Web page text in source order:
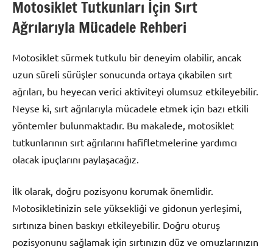
Motosiklet Tutkunları İçin Sırt
Ağrılarıyla Mücadele Rehberi
Motosiklet sürmek tutkulu bir deneyim olabilir, ancak
uzun süreli sürüşler sonucunda ortaya çıkabilen sırt
ağrıları, bu heyecan verici aktiviteyi olumsuz etkileyebilir.
Neyse ki, sırt ağrılarıyla mücadele etmek için bazı etkili
yöntemler bulunmaktadır. Bu makalede, motosiklet
tutkunlarının sırt ağrılarını hafifletmelerine yardımcı
olacak ipuçlarını paylaşacağız.
İlk olarak, doğru pozisyonu korumak önemlidir.
Motosikletinizin sele yüksekliği ve gidonun yerleşimi,
sırtınıza binen baskıyı etkileyebilir. Doğru oturuş
pozisyonunu sağlamak için sırtınızın düz ve omuzlarınızın